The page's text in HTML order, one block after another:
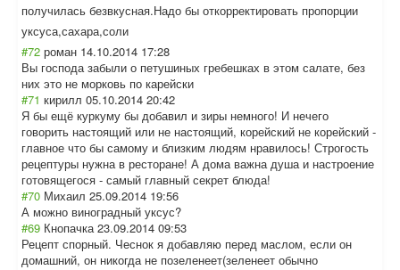
получилась безвкусная.Надо бы откорректировать пропорции
уксуса,сахара,соли
#72 роман 14.10.2014 17:28
Вы господа забыли о петушиных гребешках в этом салате, без
них это не морковь по карейски
#71 кирилл 05.10.2014 20:42
Я бы ещё куркуму бы добавил и зиры немного! И нечего
говорить настоящий или не настоящий, корейский не корейский -
главное что бы самому и близким людям нравилось! Строгость
рецептуры нужна в ресторане! А дома важна душа и настроение
готовящегося - самый главный секрет блюда!
#70 Михаил 25.09.2014 19:56
А можно виноградный уксус?
#69 Кнопачка 23.09.2014 09:53
Рецепт спорный. Чеснок я добавляю перед маслом, если он
домашний, он никогда не позеленеет(зеленеет обычно